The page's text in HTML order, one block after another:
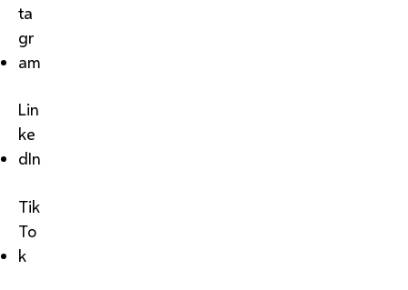
ta
gr
am
Lin
ke
dIn
Tik
To
k